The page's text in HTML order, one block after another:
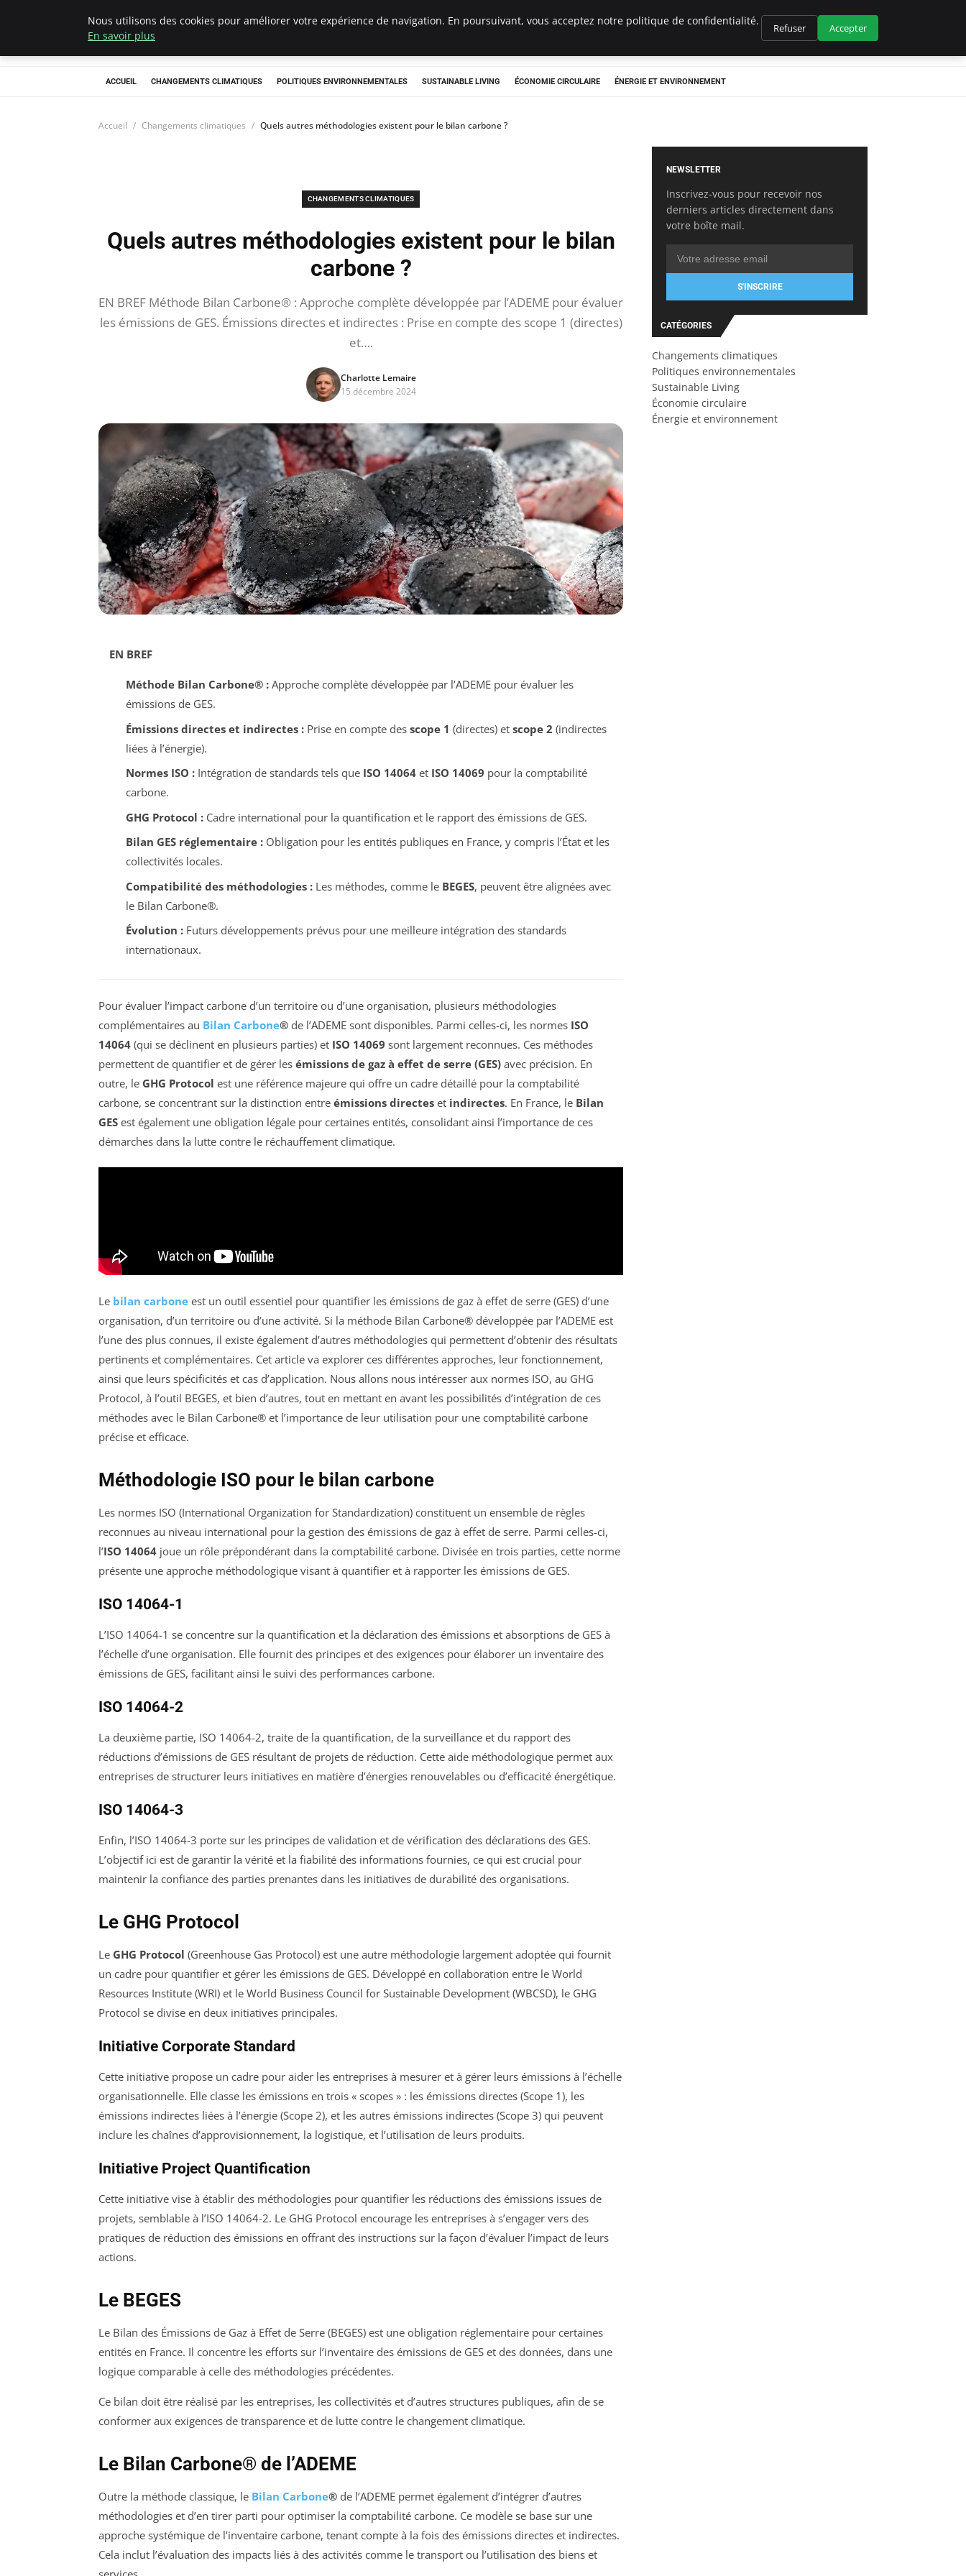
Climategatecountryclub.com
ACCUEIL CHANGEMENTS CLIMATIQUES POLITIQUES ENVIRONNEMENTALES SUSTAINABLE LIVING ÉCONOMIE CIRCULAIRE ÉNERGIE ET ENVIRONNEMENT
Accueil Changements climatiques Quels autres méthodologies existent pour le bilan carbone ?
CHANGEMENTS CLIMATIQUES
Quels autres méthodologies existent pour le bilan
carbone ?
EN BREF Méthode Bilan Carbone® : Approche complète développée par l’ADEME pour évaluer
les émissions de GES. Émissions directes et indirectes : Prise en compte des scope 1 (directes)
et….
Charlotte Lemaire
15 décembre 2024
EN BREF
Méthode Bilan Carbone® :Approche complète développée par l’ADEME pour évaluer les
émissions de GES.
Émissions directes et indirectes :Prise en compte des scope 1 (directes) et scope 2 (indirectes
liées à l’énergie).
Normes ISO :Intégration de standards tels que ISO 14064et ISO 14069 pour la comptabilité
carbone.
GHG Protocol :Cadre international pour la quantification et le rapport des émissions de GES.
Bilan GES réglementaire :Obligation pour les entités publiques en France, y compris l’État et les
collectivités locales.
Compatibilité des méthodologies :Les méthodes, comme le BEGES, peuvent être alignées avec
le Bilan Carbone®.
Évolution :Futurs développements prévus pour une meilleure intégration des standards
internationaux.
Pour évaluer l’impact carbone d’un territoire ou d’une organisation, plusieurs méthodologies
complémentaires au Bilan Carbone® de l’ADEME sont disponibles. Parmi celles-ci, les normes ISO
14064 (qui se déclinent en plusieurs parties) et ISO 14069 sont largement reconnues. Ces méthodes
permettent de quantifier et de gérer les émissions de gaz à effet de serre (GES) avec précision. En
outre, le GHG Protocol est une référence majeure qui offre un cadre détaillé pour la comptabilité
carbone, se concentrant sur la distinction entre émissions directes et indirectes. En France, le Bilan
GES est également une obligation légale pour certaines entités, consolidant ainsi l’importance de ces
démarches dans la lutte contre le réchauffement climatique.
Le bilan carbone est un outil essentiel pour quantifier les émissions de gaz à effet de serre (GES) d’une
organisation, d’un territoire ou d’une activité. Si la méthode Bilan Carbone® développée par l’ADEME est
l’une des plus connues, il existe également d’autres méthodologies qui permettent d’obtenir des résultats
pertinents et complémentaires. Cet article va explorer ces différentes approches, leur fonctionnement,
ainsi que leurs spécificités et cas d’application. Nous allons nous intéresser aux normes ISO, au GHG
Protocol, à l’outil BEGES, et bien d’autres, tout en mettant en avant les possibilités d’intégration de ces
méthodes avec le Bilan Carbone® et l’importance de leur utilisation pour une comptabilité carbone
précise et efficace.
Méthodologie ISO pour le bilan carbone
Les normes ISO (International Organization for Standardization) constituent un ensemble de règles
reconnues au niveau international pour la gestion des émissions de gaz à effet de serre. Parmi celles-ci,
l’ISO 14064 joue un rôle prépondérant dans la comptabilité carbone. Divisée en trois parties, cette norme
présente une approche méthodologique visant à quantifier et à rapporter les émissions de GES.
ISO 14064-1
L’ISO 14064-1 se concentre sur la quantification et la déclaration des émissions et absorptions de GES à
l’échelle d’une organisation. Elle fournit des principes et des exigences pour élaborer un inventaire des
émissions de GES, facilitant ainsi le suivi des performances carbone.
ISO 14064-2
La deuxième partie, ISO 14064-2, traite de la quantification, de la surveillance et du rapport des
réductions d’émissions de GES résultant de projets de réduction. Cette aide méthodologique permet aux
entreprises de structurer leurs initiatives en matière d’énergies renouvelables ou d’efficacité énergétique.
ISO 14064-3
Enfin, l’ISO 14064-3 porte sur les principes de validation et de vérification des déclarations des GES.
L’objectif ici est de garantir la vérité et la fiabilité des informations fournies, ce qui est crucial pour
maintenir la confiance des parties prenantes dans les initiatives de durabilité des organisations.
Le GHG Protocol
Le GHG Protocol (Greenhouse Gas Protocol) est une autre méthodologie largement adoptée qui fournit
un cadre pour quantifier et gérer les émissions de GES. Développé en collaboration entre le World
Resources Institute (WRI) et le World Business Council for Sustainable Development (WBCSD), le GHG
Protocol se divise en deux initiatives principales.
Initiative Corporate Standard
Cette initiative propose un cadre pour aider les entreprises à mesurer et à gérer leurs émissions à l’échelle
organisationnelle. Elle classe les émissions en trois « scopes » : les émissions directes (Scope 1), les
émissions indirectes liées à l’énergie (Scope 2), et les autres émissions indirectes (Scope 3) qui peuvent
inclure les chaînes d’approvisionnement, la logistique, et l’utilisation de leurs produits.
Initiative Project Quantification
Cette initiative vise à établir des méthodologies pour quantifier les réductions des émissions issues de
projets, semblable à l’ISO 14064-2. Le GHG Protocol encourage les entreprises à s’engager vers des
pratiques de réduction des émissions en offrant des instructions sur la façon d’évaluer l’impact de leurs
actions.
Le BEGES
Le Bilan des Émissions de Gaz à Effet de Serre (BEGES) est une obligation réglementaire pour certaines
entités en France. Il concentre les efforts sur l’inventaire des émissions de GES et des données, dans une
logique comparable à celle des méthodologies précédentes.
Ce bilan doit être réalisé par les entreprises, les collectivités et d’autres structures publiques, afin de se
conformer aux exigences de transparence et de lutte contre le changement climatique.
Le Bilan Carbone® de l’ADEME
Outre la méthode classique, le Bilan Carbone® de l’ADEME permet également d’intégrer d’autres
méthodologies et d’en tirer parti pour optimiser la comptabilité carbone. Ce modèle se base sur une
approche systémique de l’inventaire carbone, tenant compte à la fois des émissions directes et indirectes.
Cela inclut l’évaluation des impacts liés à des activités comme le transport ou l’utilisation des biens et
NEWSLETTER
Inscrivez-vous pour recevoir nos
derniers articles directement dans
votre boîte mail.
S'INSCRIRE
CATÉGORIES
Changements climatiques
Politiques environnementales
Sustainable Living
Économie circulaire
Énergie et environnement
Nous utilisons des cookies pour améliorer votre expérience de navigation. En poursuivant, vous acceptez notre politique de confidentialité.
En savoir plus
Refuser Accepter